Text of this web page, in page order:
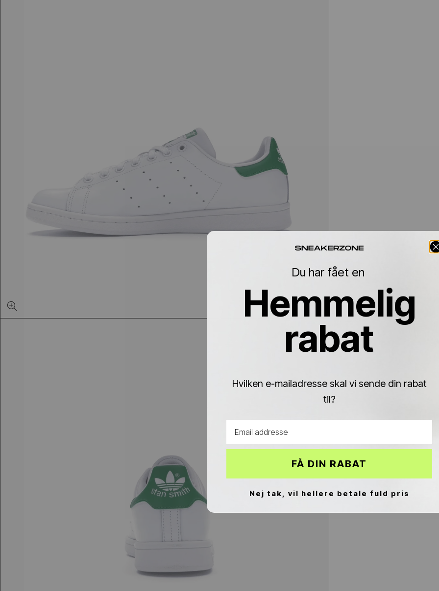
Du har fået en
Hemmelig
rabat
Hvilken e-mailadresse skal vi sende din rabat
til?
FÅ DIN RABAT
Nej tak, vil hellere betale fuld pris